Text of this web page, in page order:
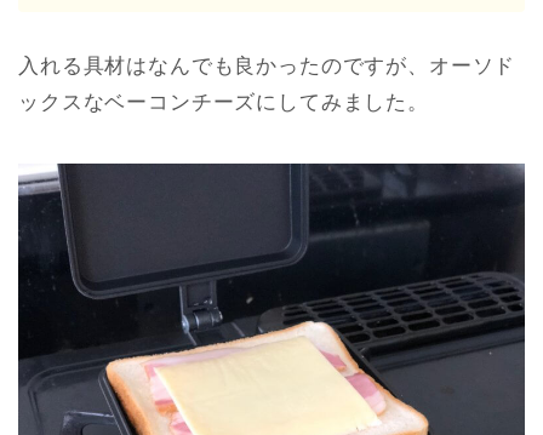
入れる具材はなんでも良かったのですが、オーソド
ックスなベーコンチーズにしてみました。